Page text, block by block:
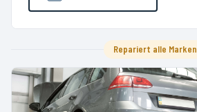
Repariert alle Marken